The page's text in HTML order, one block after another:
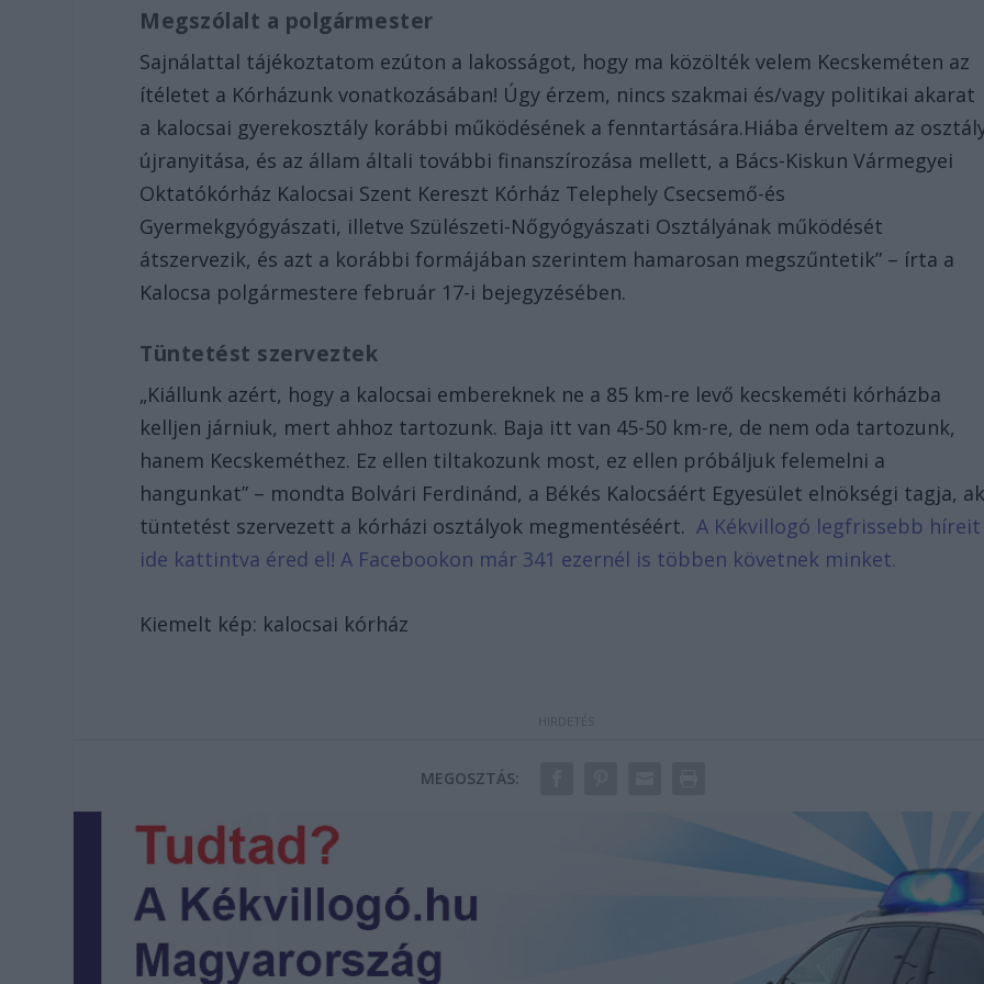
Megszólalt a polgármester
Sajnálattal tájékoztatom ezúton a lakosságot, hogy ma közölték velem Kecskeméten az
ítéletet a Kórházunk vonatkozásában! Úgy érzem, nincs szakmai és/vagy politikai akarat
a kalocsai gyerekosztály korábbi működésének a fenntartására.Hiába érveltem az
újranyitása, és az állam általi további finanszírozása mellett, a Bács-Kiskun Vármegyei
Oktatókórház Kalocsai Szent Kereszt Kórház Telephely Csecsemő-és
Gyermekgyógyászati, illetve Szülészeti-Nőgyógyászati Osztályának működését
átszervezik, és azt a korábbi formájában szerintem hamarosan megszűntetik” – írta a
Kalocsa polgármestere február 17-i bejegyzésében.
Tüntetést szerveztek
„Kiállunk azért, hogy a kalocsai embereknek ne a 85 km-re levő kecskeméti kórházba
kelljen járniuk, mert ahhoz tartozunk. Baja itt van 45-50 km-re, de nem oda tartozunk,
hanem Kecskeméthez. Ez ellen tiltakozunk most, ez ellen próbáljuk felemelni a
hangunkat” – mondta Bolvári Ferdinánd, a Békés Kalocsáért Egyesület elnökségi tagja,
tüntetést szervezett a kórházi osztályok megmentéséért.A Kékvillogó legfrissebb híreit
ide kattintva éred el! A Facebookon már 341 ezernél is többen követnek minket.
Kiemelt kép: kalocsai kórház
MEGOSZTÁS: